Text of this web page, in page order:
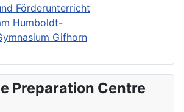
Preparation Centre